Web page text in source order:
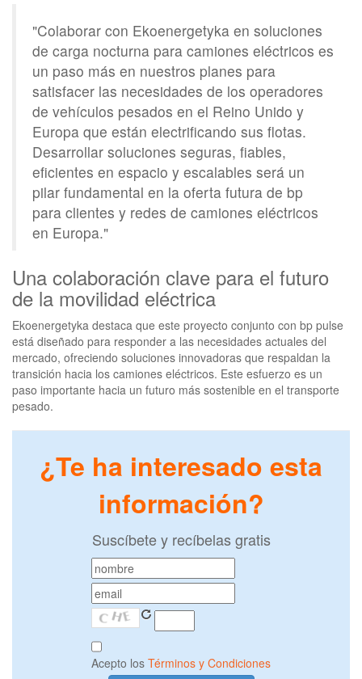
"Colaborar con Ekoenergetyka en soluciones
de carga nocturna para camiones eléctricos es
un paso más en nuestros planes para
satisfacer las necesidades de los operadores
de vehículos pesados en el Reino Unido y
Europa que están electrificando sus flotas.
Desarrollar soluciones seguras, fiables,
eficientes en espacio y escalables será un
pilar fundamental en la oferta futura de bp
para clientes y redes de camiones eléctricos
en Europa."
Una colaboración clave para el futuro
de la movilidad eléctrica
Ekoenergetyka destaca que este proyecto conjunto con bp pulse
está diseñado para responder a las necesidades actuales del
mercado, ofreciendo soluciones innovadoras que respaldan la
transición hacia los camiones eléctricos. Este esfuerzo es un
paso importante hacia un futuro más sostenible en el transporte
pesado.
¿Te ha interesado esta
información?
Suscíbete y recíbelas gratis
Acepto los Términos y Condiciones